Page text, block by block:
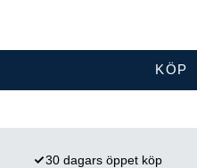
KÖP
30 dagars öppet köp